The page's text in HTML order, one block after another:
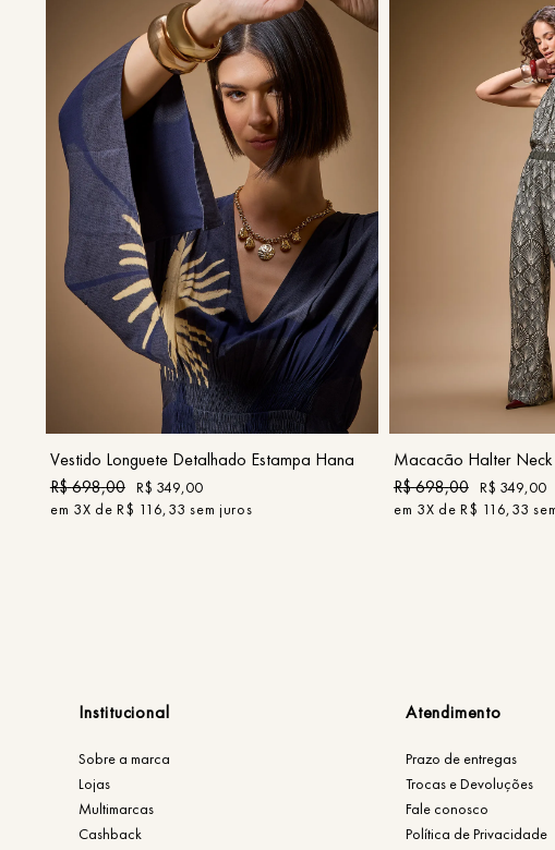
P M
COMPRAR
Vestido Longuete Detalhado Estampa Hana
R$698,00 R$ 349,00
em 3X deR$ 116,33 sem juros
M
Macacão Halter Neck
R$698,00 R$ 349,00
em 3X deR$ 116,33
Institucional
Sobre a marca
Lojas
Multimarcas
Cashback
Atendimento
Prazo de entregas
Trocas e Devoluções
Fale conosco
Política de Privacidade